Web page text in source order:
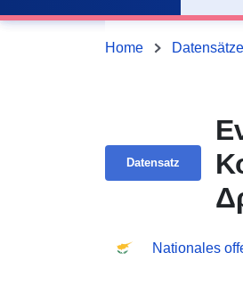
Home Datensätze
Datensatz
Nationales